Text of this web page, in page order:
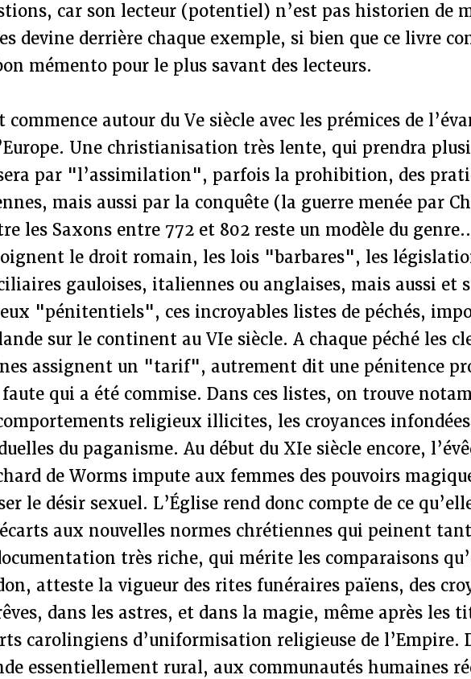
car son lecteur (potentiel) n’est pas historien de
devine derrière chaque exemple, si bien que ce livre
mémento pour le plus savant des lecteurs.
commence autour du Ve siècle avec les prémices de
Une christianisation très lente, qui prendra
par "l’assimilation", parfois la prohibition, des
mais aussi par la conquête (la guerre menée par
les Saxons entre 772 et 802 reste un modèle du
le droit romain, les lois "barbares", les
gauloises, italiennes ou anglaises, mais aussi et
"pénitentiels", ces incroyables listes de péchés,
sur le continent au VIe siècle. A chaque péché les
assignent un "tarif", autrement dit une pénitence
qui a été commise. Dans ces listes, on trouve
religieux illicites, les croyances
du paganisme. Au début du XIe siècle encore,
de Worms impute aux femmes des pouvoirs
le désir sexuel. L’Église rend donc compte de ce
aux nouvelles normes chrétiennes qui peinent
très riche, qui mérite les comparaisons
atteste la vigueur des rites funéraires païens, des
dans les astres, et dans la magie, même après les
carolingiens d’uniformisation religieuse de l’Empire.
essentiellement rural, aux communautés humaines